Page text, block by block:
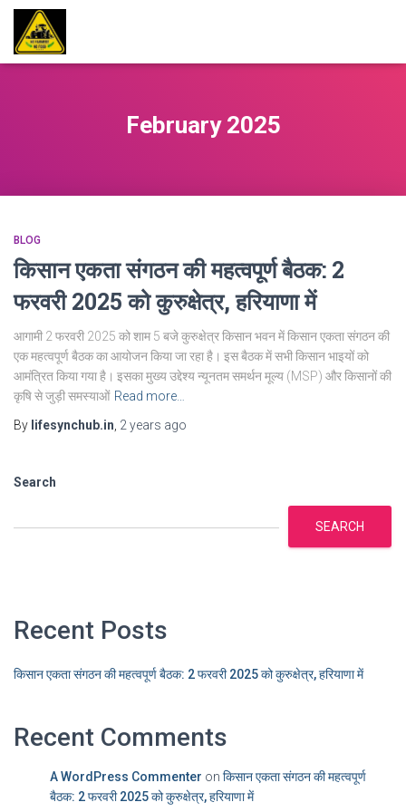
February 2025
BLOG
किसान एकता संगठन की महत्वपूर्ण बैठक: 2
फरवरी 2025 को कुरुक्षेत्र, हरियाणा में
आगामी 2 फरवरी 2025 को शाम 5 बजे कुरुक्षेत्र किसान भवन में किसान एकता संगठन की
एक महत्वपूर्ण बैठक का आयोजन किया जा रहा है। इस बैठक में सभी किसान भाइयों को
आमंत्रित किया गया है। इसका मुख्य उद्देश्य न्यूनतम समर्थन मूल्य (MSP) और किसानों की
कृषि से जुड़ी समस्याओं Read more…
By lifesynchub.in 2 years ago
Search
SEARCH
Recent Posts
किसान एकता संगठन की महत्वपूर्ण बैठक: 2 फरवरी 2025 को कुरुक्षेत्र, हरियाणा में
Recent Comments
A WordPress Commenter on किसान एकता संगठन की महत्वपूर्ण
बैठक: 2 फरवरी 2025 को कुरुक्षेत्र, हरियाणा में